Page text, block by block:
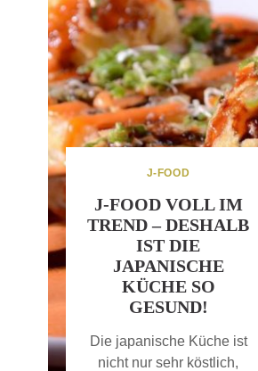
J-FOOD
J-FOOD VOLL IM
TREND – DESHALB
IST DIE
JAPANISCHE
KÜCHE SO
GESUND!
Die japanische Küche ist
nicht nur sehr köstlich,